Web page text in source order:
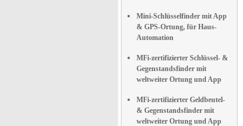
Mini-Schlüsselfinder mit App
& GPS-Ortung, für Haus-
Automation
MFi-zertifizierter Schlüssel- &
Gegenstandsfinder mit
weltweiter Ortung und App
MFi-zertifizierter Geldbeutel-
& Gegenstandsfinder mit
weltweiter Ortung und App